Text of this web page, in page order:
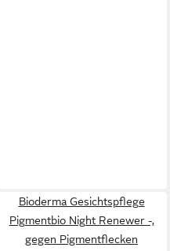
Bioderma Gesichtspflege
Pigmentbio Night Renewer -,
gegen Pigmentflecken